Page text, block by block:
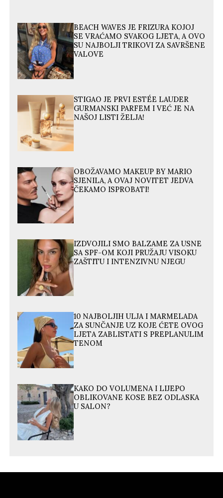
BEACH WAVES JE FRIZURA KOJOJ
SE VRAĆAMO SVAKOG LJETA, A OVO
SU NAJBOLJI TRIKOVI ZA SAVRŠENE
VALOVE
STIGAO JE PRVI ESTÉE LAUDER
GURMANSKI PARFEM I VEĆ JE NA
NAŠOJ LISTI ŽELJA!
OBOŽAVAMO MAKEUP BY MARIO
SJENILA, A OVAJ NOVITET JEDVA
ČEKAMO ISPROBATI!
IZDVOJILI SMO BALZAME ZA USNE
SA SPF-OM KOJI PRUŽAJU VISOKU
ZAŠTITU I INTENZIVNU NJEGU
10 NAJBOLJIH ULJA I MARMELADA
ZA SUNČANJE UZ KOJE ĆETE OVOG
LJETA ZABLISTATI S PREPLANULIM
TENOM
KAKO DO VOLUMENA I LIJEPO
OBLIKOVANE KOSE BEZ ODLASKA
U SALON?